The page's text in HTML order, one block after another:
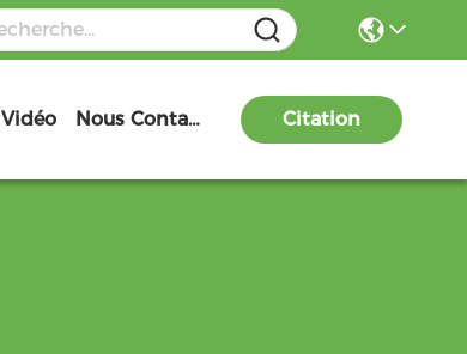
Vidéo Nous Contacter Citation